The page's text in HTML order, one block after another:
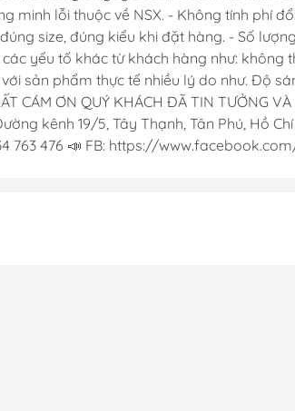
minh lỗi thuộc về NSX. - Không tính phí
size, đúng kiểu khi đặt hàng. - Số
yếu tố khác từ khách hàng như: không
sản phẩm thực tế nhiều lý do như. Độ
CÁM ƠN QUÝ KHÁCH ĐÃ TIN TƯỞNG
kênh 19/5, Tây Thạnh, Tân Phú, Hồ
763 476 📣 FB: https://